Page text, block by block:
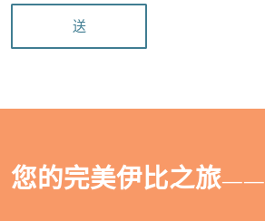
送
您的完美伊比之旅——